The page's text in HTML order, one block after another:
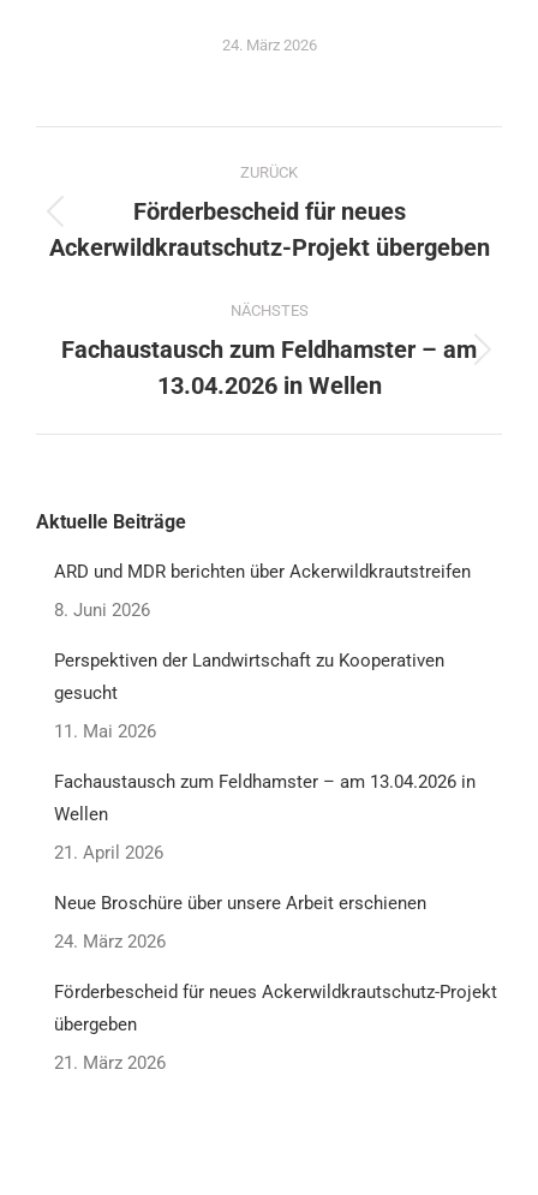
24. März 2026
ZURÜCK
Förderbescheid für neues
Ackerwildkrautschutz-Projekt übergeben
NÄCHSTES
Fachaustausch zum Feldhamster – am
13.04.2026 in Wellen
Aktuelle Beiträge
ARD und MDR berichten über Ackerwildkrautstreifen
8. Juni 2026
Perspektiven der Landwirtschaft zu Kooperativen
gesucht
11. Mai 2026
Fachaustausch zum Feldhamster – am 13.04.2026 in
Wellen
21. April 2026
Neue Broschüre über unsere Arbeit erschienen
24. März 2026
Förderbescheid für neues Ackerwildkrautschutz-Projekt
übergeben
21. März 2026